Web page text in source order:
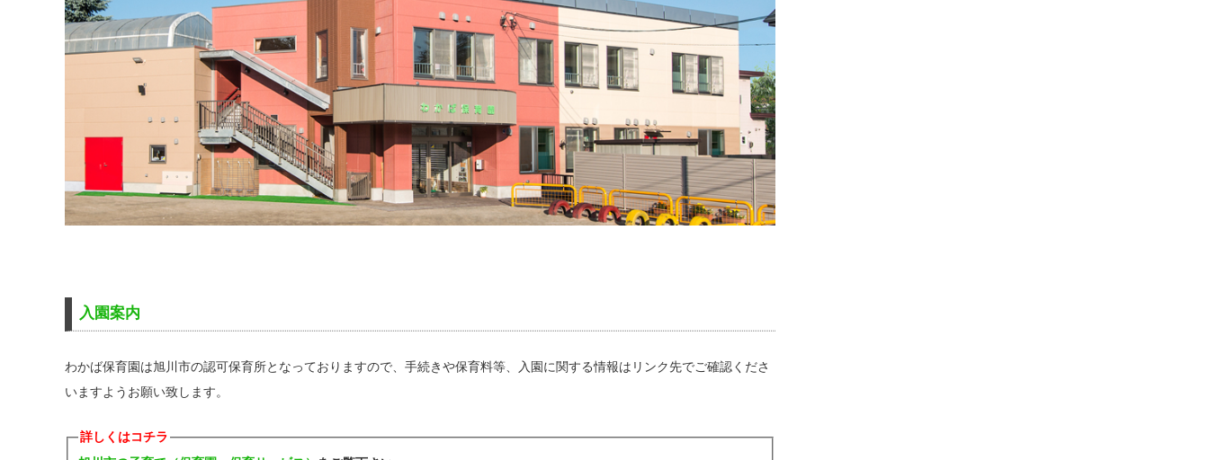
入園案内
わかば保育園は旭川市の認可保育所となっておりますので、手続きや保育料等、入園に関する情報はリンク先でご確認くださ
いますようお願い致します。
詳しくはコチラ